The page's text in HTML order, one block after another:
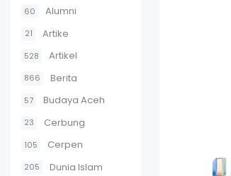
60 Alumni
21 Artike
528 Artikel
866 Berita
57 Budaya Aceh
23 Cerbung
105 Cerpen
205 Dunia Islam